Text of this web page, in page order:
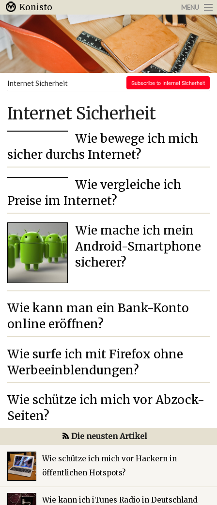
Konisto MENU
Arbeit & Karriere
Internet
Urlaub & Reisen
Internet Sicherheit Subscribe to Internet Sicherheit
Internet Sicherheit
Wie bewege ich mich
sicher durchs Internet?
Wie vergleiche ich
Preise im Internet?
Wie mache ich mein
Android-Smartphone
sicherer?
Wie kann man ein Bank-Konto
online eröffnen?
Wie surfe ich mit Firefox ohne
Werbeeinblendungen?
Wie schütze ich mich vor Abzock-
Seiten?
Die neusten Artikel
Wie schütze ich mich vor Hackern in
öffentlichen Hotspots?
Wie kann ich iTunes Radio in Deutschland